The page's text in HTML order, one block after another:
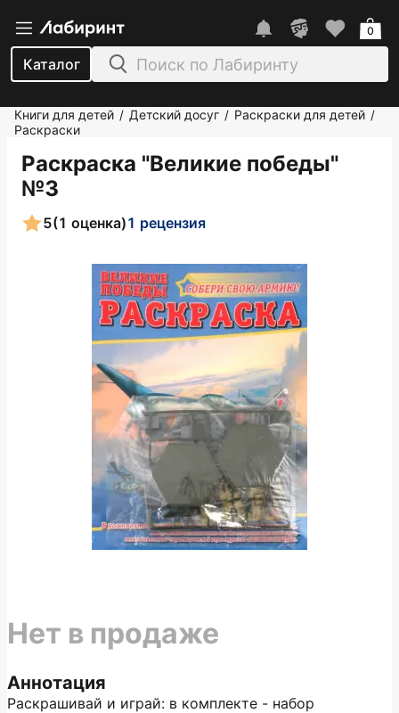
Каталог
0
Книги для детей / Детский досуг / Раскраски для детей /
Раскраски
Раскраска "Великие победы"
№3
5(1 оценка)1 рецензия
Аннотация
Раскрашивай и играй: в комплекте - набор
Нет в продаже